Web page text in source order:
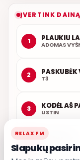
ĮVERTINK DAINĄ
1 PLAUKIU
ADOMAS
2 PASKUBĖK
T3
3 KODĖL AŠ
USTIN
T3
RELAX FM
Slapukų